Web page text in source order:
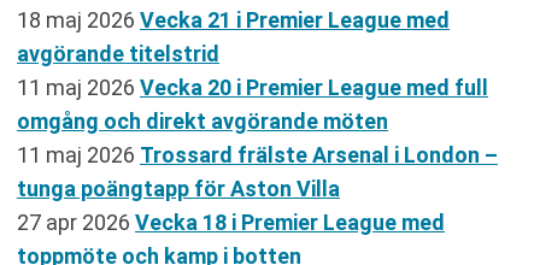
18 maj 2026 Vecka 21 i Premier League med
avgörande titelstrid
11 maj 2026 Vecka 20 i Premier League med full
omgång och direkt avgörande möten
11 maj 2026 Trossard frälste Arsenal i London –
tunga poängtapp för Aston Villa
27 apr 2026 Vecka 18 i Premier League med
toppmöte och kamp i botten